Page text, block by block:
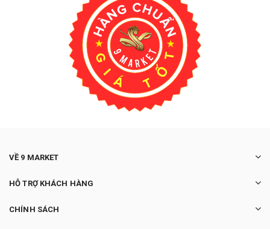
VỀ 9 MARKET
HỖ TRỢ KHÁCH HÀNG
CHÍNH SÁCH